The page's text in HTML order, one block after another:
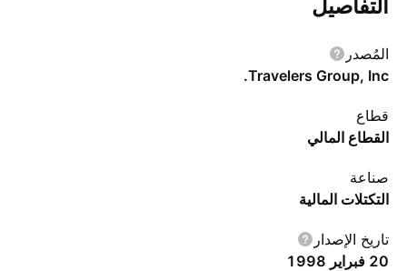
التفاصيل
المُصدر
Travelers Group, Inc.
قطاع
القطاع المالي
صناعة
التكتلات المالية
تاريخ الإصدار
20 فبراير 1998